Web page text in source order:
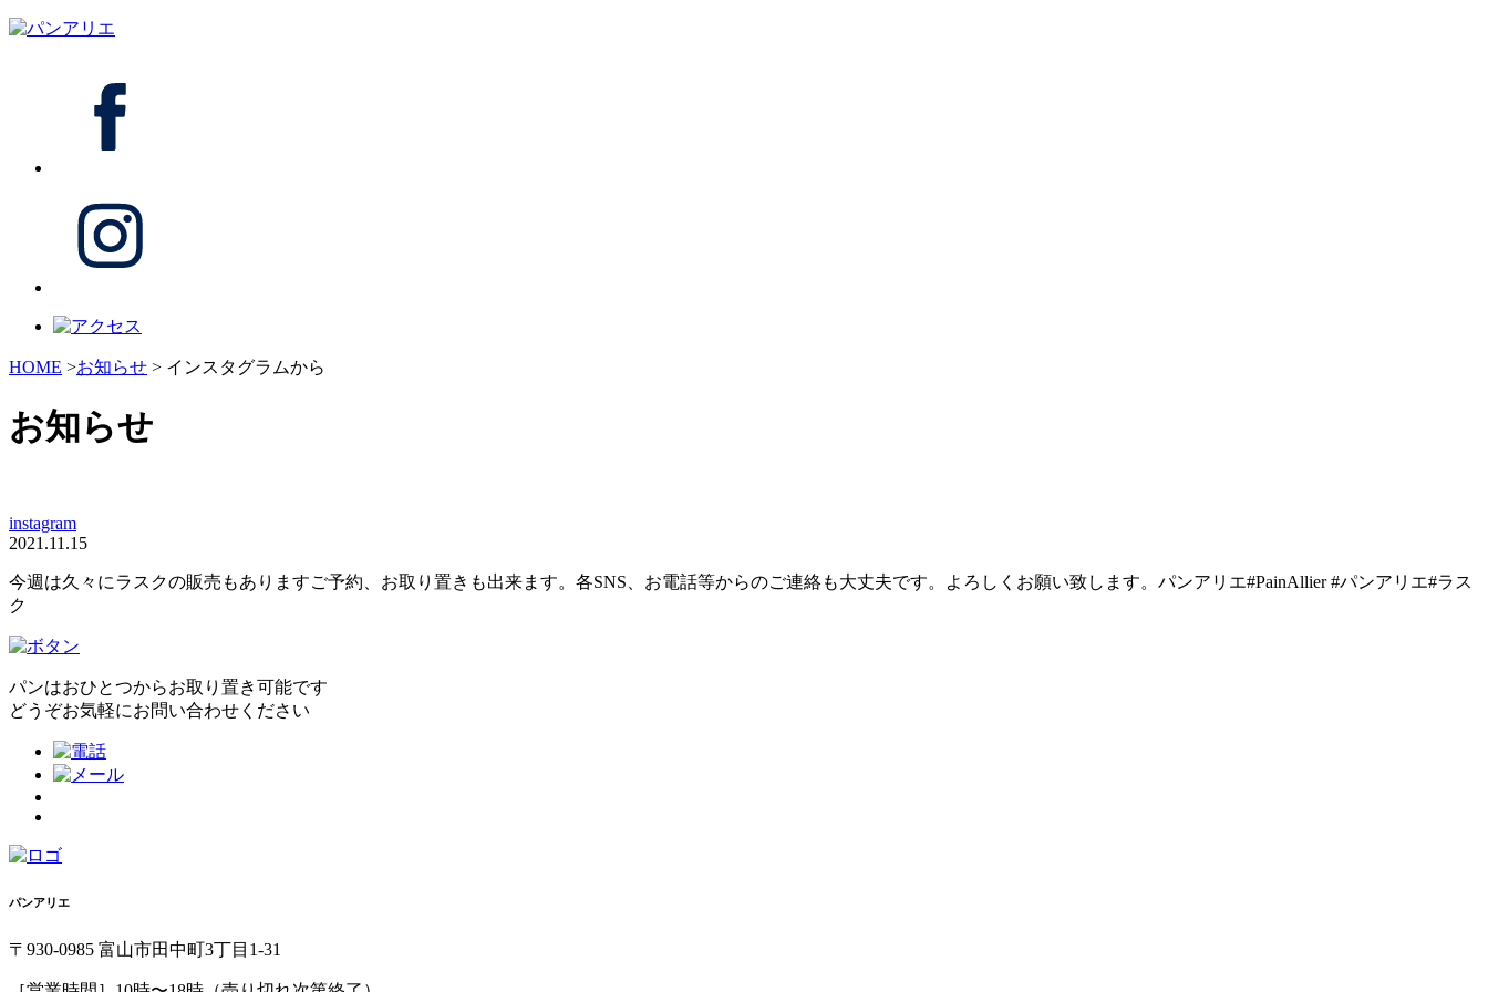
HOME >お知らせ > インスタグラムから
お知らせ
instagram
2021.11.15
今週は久々にラスクの販売もあります️ご予約、お取り置きも出来ます。各SNS、お電話等からのご連絡も大丈夫です。よろしくお願い致します。パンアリエ#PainAllier #パンアリエ#ラス
ク
パンはおひとつからお取り置き可能です
どうぞお気軽にお問い合わせください
パンアリエ
〒930-0985 富山市田中町3丁目1-31